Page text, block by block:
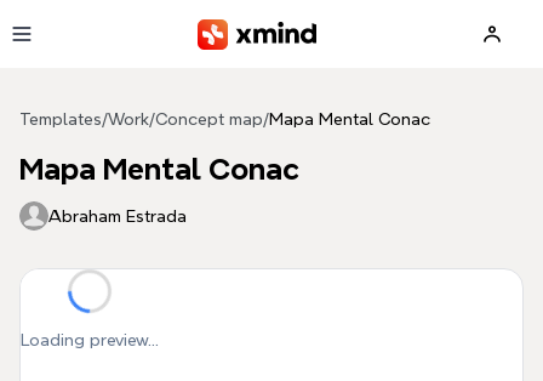
Templates/Work/Concept map/Mapa Mental Conac
Mapa Mental Conac
Abraham Estrada
Loading preview...